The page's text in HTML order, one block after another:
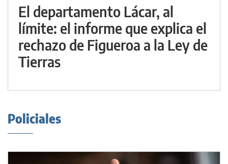
El departamento Lácar, al
límite: el informe que explica el
rechazo de Figueroa a la Ley de
Tierras
Policiales